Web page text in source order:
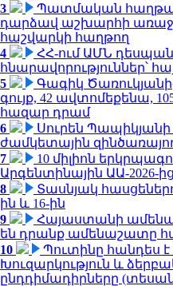
3
Պատմական
դարձավ աշխարհի
հաշվարկի հաղթող
4
ՀՀ-ում ԱՄՆ
հնարավորություններ՝
5
Գագիկ
գույք, 42 ավտոմեքենա,
հազար դրամ
6
Սուրեն Պապիկյանի
ժամկետային
7
10 միլիոն
Արգենտինային ԱԱ-2026-ից
8
Տասնյակ
ին և 16-ին
9
Հայաստանի
են դրանք ամենաշատը
10
Պուտինը հանդես
Խուզարկություն և
ընդդիմադիրները